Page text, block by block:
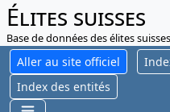
Élites suisses
Base de données des élites suisses
Aller au site officiel
Index des entités